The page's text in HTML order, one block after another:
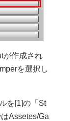
が作成され
を選択し
を[1]の「St
Assetes/Ga